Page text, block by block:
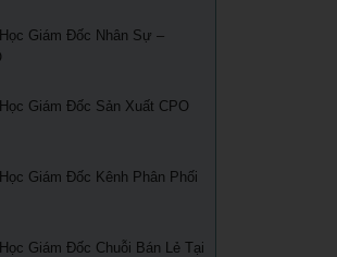
Trình Trước Đám Đông
doanh nghiệp
tái cơ cấu doanh nghiệp sau khủng
đốc chuỗi bán lẻ chuyên nghiệp
học Nâng Cao trong quản trị nhân
tướng học trong quản trị nhân sự TPHCM
ngày tết tại tphcm
tả công việc& Khung năng lực tuyển
kinh doanh bất động sản và nhà ở tại
Giám Đốc Nhân Sự –
Giám Đốc Sản Xuất CPO
Giám Đốc Kênh Phân Phối
Giám Đốc Chuỗi Bán Lẻ Tại